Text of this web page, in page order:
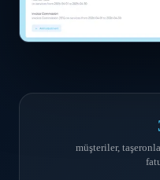
müşteriler,